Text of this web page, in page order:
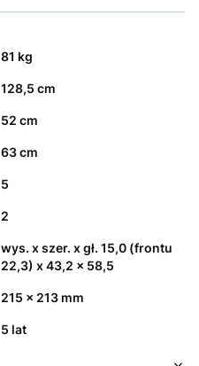
81 kg
128,5 cm
52 cm
63 cm
5
2
wys. x szer. x gł. 15,0 (frontu
22,3) x 43,2 x 58,5
215 x 213 mm
5 lat